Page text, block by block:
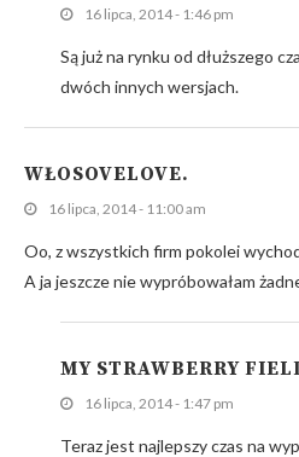
16 lipca, 2014 - 1:46 pm
Są już na rynku od dłuższego
dwóch innych wersjach.
WŁOSOVELOVE.
16 lipca, 2014 - 11:00 am
Oo, z wszystkich firm pokolei
A ja jeszcze nie wypróbowałam
MY STRAWBERRY
16 lipca, 2014 - 1:47 pm
Teraz jest najlepszy czas na